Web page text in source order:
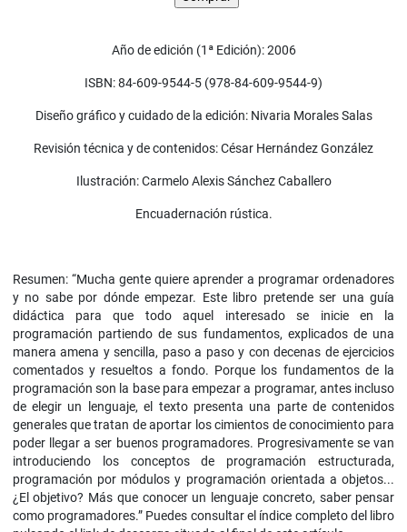
Año de edición (1ª Edición): 2006
ISBN: 84-609-9544-5 (978-84-609-9544-9)
Diseño gráfico y cuidado de la edición: Nivaria Morales Salas
Revisión técnica y de contenidos: César Hernández González
Ilustración: Carmelo Alexis Sánchez Caballero
Encuadernación rústica.
Resumen: “Mucha gente quiere aprender a programar ordenadores
y no sabe por dónde empezar. Este libro pretende ser una guía
didáctica para que todo aquel interesado se inicie en la
programación partiendo de sus fundamentos, explicados de una
manera amena y sencilla, paso a paso y con decenas de ejercicios
comentados y resueltos a fondo. Porque los fundamentos de la
programación son la base para empezar a programar, antes incluso
de elegir un lenguaje, el texto presenta una parte de contenidos
generales que tratan de aportar los cimientos de conocimiento para
poder llegar a ser buenos programadores. Progresivamente se van
introduciendo los conceptos de programación estructurada,
programación por módulos y programación orientada a objetos...
¿El objetivo? Más que conocer un lenguaje concreto, saber pensar
como programadores.” Puedes consultar el índice completo del libro